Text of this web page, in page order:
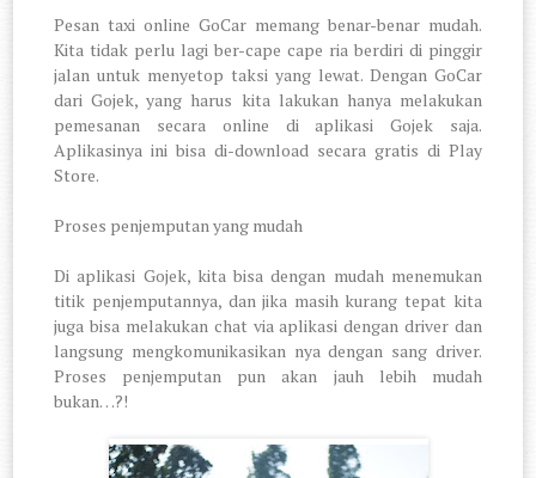
Pesan taxi online GoCar memang benar-benar mudah.
Kita tidak perlu lagi ber-cape cape ria berdiri di pinggir
jalan untuk menyetop taksi yang lewat. Dengan GoCar
dari Gojek, yang harus kita lakukan hanya melakukan
pemesanan secara online di aplikasi Gojek saja.
Aplikasinya ini bisa di-download secara gratis di Play
Store.
Proses penjemputan yang mudah
Di aplikasi Gojek, kita bisa dengan mudah menemukan
titik penjemputannya, dan jika masih kurang tepat kita
juga bisa melakukan chat via aplikasi dengan driver dan
langsung mengkomunikasikan nya dengan sang driver.
Proses penjemputan pun akan jauh lebih mudah
bukan…?!